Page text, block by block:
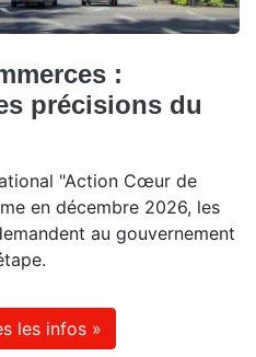
:
précisions du
"Action Cœur de
en décembre 2026, les
au gouvernement
les infos »